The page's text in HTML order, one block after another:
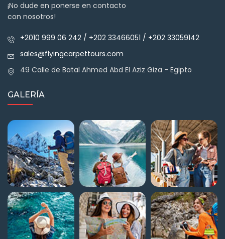
¡No dude en ponerse en contacto
con nosotros!
+2010 999 06 242 / +202 33466051 / +202 33059142
sales@flyingcarpettours.com
49 Calle de Batal Ahmed Abd El Aziz Giza - Egipto
GALERÍA